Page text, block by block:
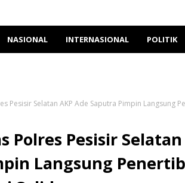
NASIONAL INTERNASIONAL POLITIK
Pesisir Selatan AKP Ade Saputra Pimpin Langsung
Polres Pesisir Selatan
Langsung